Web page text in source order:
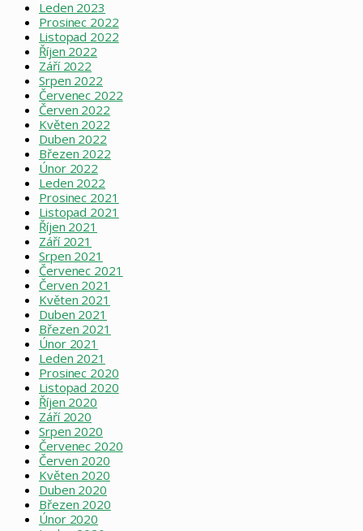
Leden 2023
Prosinec 2022
Listopad 2022
Říjen 2022
Září 2022
Srpen 2022
Červenec 2022
Červen 2022
Květen 2022
Duben 2022
Březen 2022
Únor 2022
Leden 2022
Prosinec 2021
Listopad 2021
Říjen 2021
Září 2021
Srpen 2021
Červenec 2021
Červen 2021
Květen 2021
Duben 2021
Březen 2021
Únor 2021
Leden 2021
Prosinec 2020
Listopad 2020
Říjen 2020
Září 2020
Srpen 2020
Červenec 2020
Červen 2020
Květen 2020
Duben 2020
Březen 2020
Únor 2020